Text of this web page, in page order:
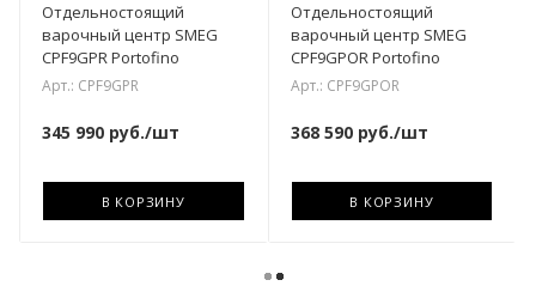
Отдельностоящий
варочный центр SMEG
CPF9GPR Portofino
Арт.: CPF9GPR
345 990 руб./шт
В КОРЗИНУ
Отдельностоящий
варочный центр SMEG
CPF9GPOR Portofino
Арт.: CPF9GPOR
368 590руб./шт
В КОРЗИНУ